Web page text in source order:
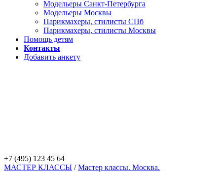
Модельеры Санкт-Петербурга
Модельеры Москвы
Парикмахеры, стилисты СПб
Парикмахеры, стилисты Москвы
Помощь детям
Контакты
Добавить анкету
+7 (495) 123 45 64
МАСТЕР КЛАССЫ /Мастер классы. Москва.